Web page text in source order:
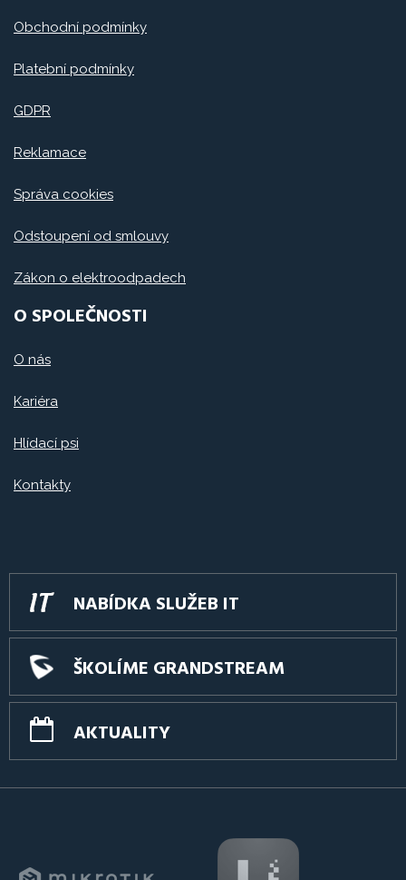
Obchodní podmínky
Platební podmínky
GDPR
Reklamace
Správa cookies
Odstoupení od smlouvy
Zákon o elektroodpadech
O SPOLEČNOSTI
O nás
Kariéra
Hlídací psi
Kontakty
NABÍDKA SLUŽEB IT
ŠKOLÍME GRANDSTREAM
AKTUALITY